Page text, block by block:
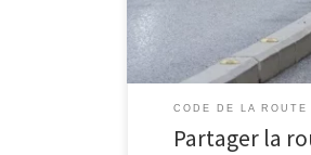
CODE DE LA ROUTE
Partager la